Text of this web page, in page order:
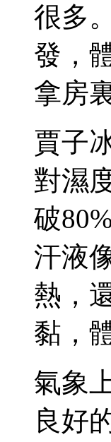
很多
發，
拿房
賈子
對濕
破
汗液
熱，
黏，
氣象
良好